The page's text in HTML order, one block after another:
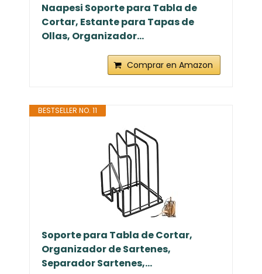
Naapesi Soporte para Tabla de
Cortar, Estante para Tapas de
Ollas, Organizador...
Comprar en Amazon
BESTSELLER NO. 11
Soporte para Tabla de Cortar,
Organizador de Sartenes,
Separador Sartenes,...